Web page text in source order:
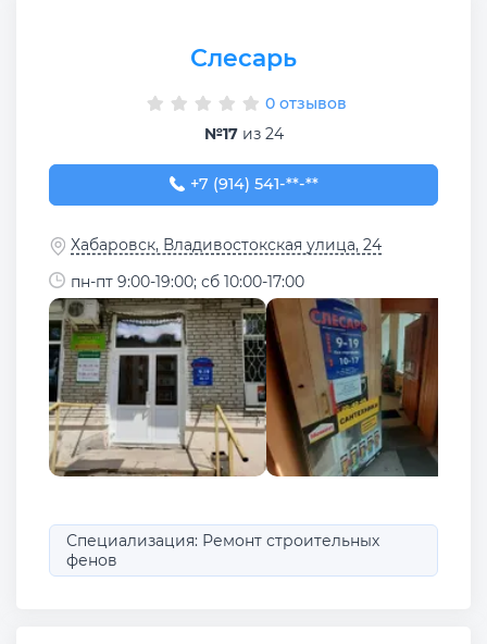
Слесарь
0 отзывов
№17из 24
+7 (914) 541-56-15
+7 (914) 541-**-**
Хабаровск, Владивостокская улица, 24
пн-пт 9:00-19:00; сб 10:00-17:00
Специализация: Ремонт строительных
фенов